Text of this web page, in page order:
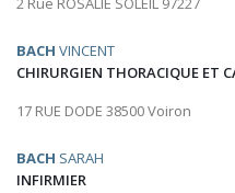
BACH VINCENT
CHIRURGIEN THORACIQUE ET
17 RUE DODE 38500 Voiron
BACH SARAH
INFIRMIER